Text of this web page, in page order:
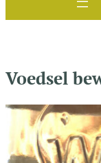
Voedsel